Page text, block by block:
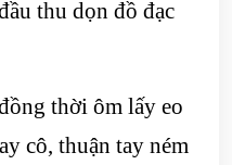
thu dọn đồ đạc
thời ôm lấy eo
cô, thuận tay ném